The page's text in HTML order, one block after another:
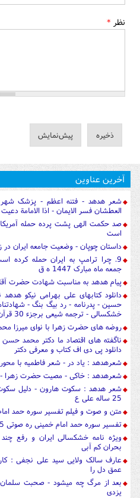
نظر *
آخرین عناوین
شعر هدهد - فتنه اعظم - پزشک
العطشان فسر الایمان - اذا الامامة دعیت
صد حکمت الهی پشت پرده حمله
است
داستان چوپان - وضعیت جامعه ایران در
جمعه ماه مبارک 1447 ه ق
پیام هدهد به مناسبت شهادت حضرت آقا
دانلود کتابهای علی بهرامی نیکو
حسین - پدرنامه - رد بیگ بنگ -
خشکسالی - ترجمه شیعی برجزء 30 قرآن
روضه های حضرت زهرا با نوای میرزا
ناگفته های اقتصاد ما دکتر محمد
دانلود پی دی اف کتاب و معرفی دکتر
شعرهدهد : یاد در - شعر فاطمیه با
شعرهدهد : خاکی - مصیت حضرت زهرا
شعر هدهد : سکوت هارون - دلیل
25 ساله علی ع
متن و صوت و فیلم تفسیر سوره حمد امام
تفسیر سوره حمد امام خمینی ره صوتی 5 جلسه
ویژه نامه خشکسالی ایران و رفع
بحران کم آبی
عارف سالک ولایی سید علی نجفی : کار
عمق دل را
بعد از مرگ چه میشود - صحبت سلمان
یزدی